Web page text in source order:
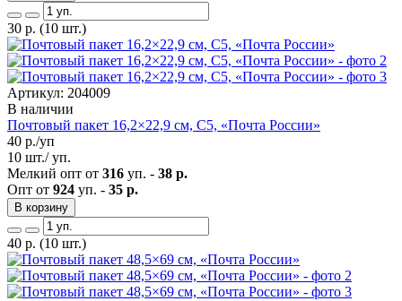
30 р. (10 шт.)
Артикул: 204009
В наличии
Почтовый пакет 16,2×22,9 см, С5, «Почта России»
40 р./уп
10 шт./ уп.
Мелкий опт от 316 уп. - 38 р.
Опт от 924 уп. - 35 р.
В корзину
40 р. (10 шт.)